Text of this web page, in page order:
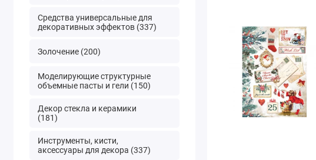
Средства универсальные для
декоративных эффектов (337)
Золочение (200)
Моделирующие структурные
объемные пасты и гели (150)
Декор стекла и керамики
(181)
Инструменты, кисти,
аксессуары для декора (337)